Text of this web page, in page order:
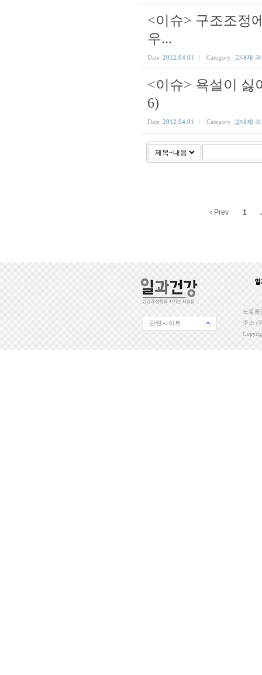
<이슈> 구조조정
우...
Date 2012.04.01 Category 교대제
<이슈> 욕설이 싫
6)
Date 2012.04.01 Category 교대제
Prev 1
관련사이트
노동환
주소 (